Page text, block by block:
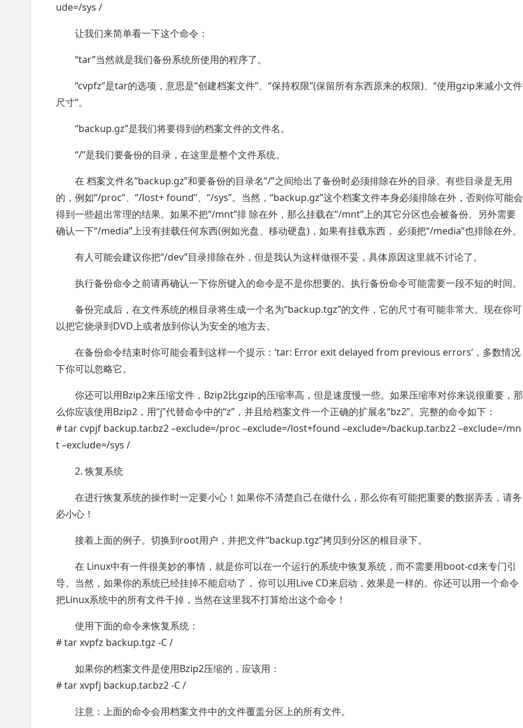
ude=/sys /
让我们来简单看一下这个命令：
“tar”当然就是我们备份系统所使用的程序了。
“cvpfz”是tar的选项，意思是“创建档案文件”、“保持权限”(保留所有东西原来的权限)、“使用gzip来减小文件
尺寸”。
“backup.gz”是我们将要得到的档案文件的文件名。
“/”是我们要备份的目录，在这里是整个文件系统。
在 档案文件名“backup.gz”和要备份的目录名“/”之间给出了备份时必须排除在外的目录。有些目录是无用
的，例如“/proc”、“/lost+ found”、“/sys”。当然，“backup.gz”这个档案文件本身必须排除在外，否则你可能会
得到一些超出常理的结果。如果不把“/mnt”排 除在外，那么挂载在“/mnt”上的其它分区也会被备份。另外需要
确认一下“/media”上没有挂载任何东西(例如光盘、移动硬盘)，如果有挂载东西， 必须把“/media”也排除在外。
有人可能会建议你把“/dev”目录排除在外，但是我认为这样做很不妥，具体原因这里就不讨论了。
执行备份命令之前请再确认一下你所键入的命令是不是你想要的。执行备份命令可能需要一段不短的时间。
备份完成后，在文件系统的根目录将生成一个名为“backup.tgz”的文件，它的尺寸有可能非常大。现在你可
以把它烧录到DVD上或者放到你认为安全的地方去。
在备份命令结束时你可能会看到这样一个提示：’tar: Error exit delayed from previous errors’，多数情况
下你可以忽略它。
你还可以用Bzip2来压缩文件，Bzip2比gzip的压缩率高，但是速度慢一些。如果压缩率对你来说很重要，那
么你应该使用Bzip2，用“j”代替命令中的“z”，并且给档案文件一个正确的扩展名“bz2”。完整的命令如下：
# tar cvpjf backup.tar.bz2 –exclude=/proc –exclude=/lost+found –exclude=/backup.tar.bz2 –exclude=/mn
t –exclude=/sys /
2. 恢复系统
在进行恢复系统的操作时一定要小心！如果你不清楚自己在做什么，那么你有可能把重要的数据弄丢，请务
必小心！
接着上面的例子。切换到root用户，并把文件“backup.tgz”拷贝到分区的根目录下。
在 Linux中有一件很美妙的事情，就是你可以在一个运行的系统中恢复系统，而不需要用boot-cd来专门引
导。当然，如果你的系统已经挂掉不能启动了， 你可以用Live CD来启动，效果是一样的。你还可以用一个命令
把Linux系统中的所有文件干掉，当然在这里我不打算给出这个命令！
使用下面的命令来恢复系统：
# tar xvpfz backup.tgz -C /
如果你的档案文件是使用Bzip2压缩的，应该用：
# tar xvpfj backup.tar.bz2 -C /
注意：上面的命令会用档案文件中的文件覆盖分区上的所有文件。